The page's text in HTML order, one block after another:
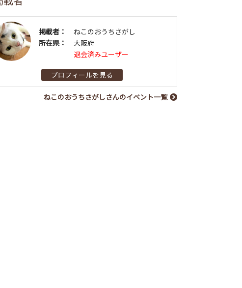
掲載者：
ねこのおうちさがし
所在県：
大阪府
退会済みユーザー
プロフィールを見る
ねこのおうちさがしさんのイベント一覧